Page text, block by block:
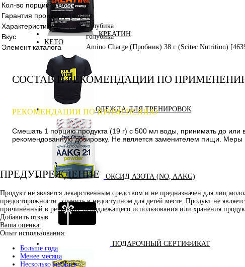
КРЕАТИН
KETO
ОДЕЖДА ДЛЯ ТРЕНИРОВОК
ОКСИД АЗОТА (NO, AAKG)
ПОДАРОЧНЫЙ СЕРТИФИКАТ
Кол-во порций 2
Гарантия производителя да
Характеристики голубика
Вкус голубика
Элемент каталога Amino Charge (Пробник) 38 г (Scitec Nutrition)
СОСТАВ И РЕКОМЕНДАЦИИ ПО
РЕКОМЕНДАЦИИ ПО ПРИМЕНЕНИЮ
Смешать 1 порцию продукта (19 г) с 500 мл воды, принимать до
рекомендованную дозировку. Не является заменителем пищи. Меры
ПРЕДУПРЕЖДЕНИЕ
Продукт не является лекарственным средством и не предназначен для лиц
предосторожности: хранить в недоступном для детей месте. Продукт не
причинённый в результате ненадлежащего использования или хранения
Добавить отзыв
Ваша оценка:
Опыт использования:
Больше года
Менее месяца
Несколько месяцев